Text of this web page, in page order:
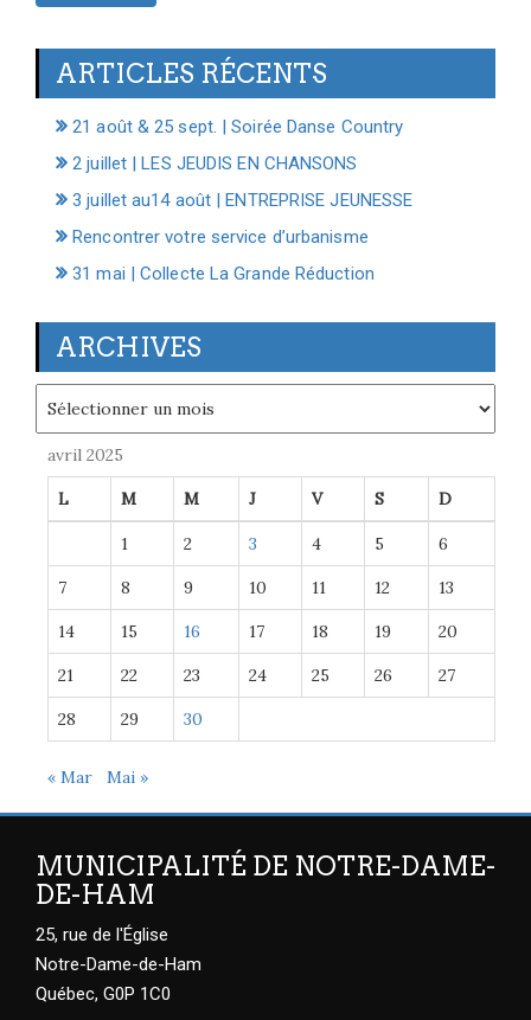
ARTICLES RÉCENTS
21 août & 25 sept. | Soirée Danse Country
2 juillet | LES JEUDIS EN CHANSONS
3 juillet au14 août | ENTREPRISE JEUNESSE
Rencontrer votre service d’urbanisme
31 mai | Collecte La Grande Réduction
ARCHIVES
avril 2025
L M M J V S D
1 2 3 4 5 6
7 8 9 10 11 12 13
14 15 16 17 18 19 20
21 22 23 24 25 26 27
28 29 30
« Mar Mai »
MUNICIPALITÉ DE NOTRE-DAME-
DE-HAM
25, rue de l'Église
Notre-Dame-de-Ham
Québec, G0P 1C0